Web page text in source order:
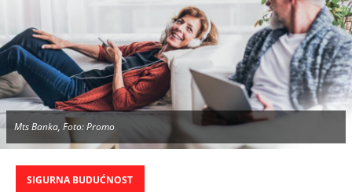
Mts Banka, Foto: Promo
SIGURNA BUDUĆNOST